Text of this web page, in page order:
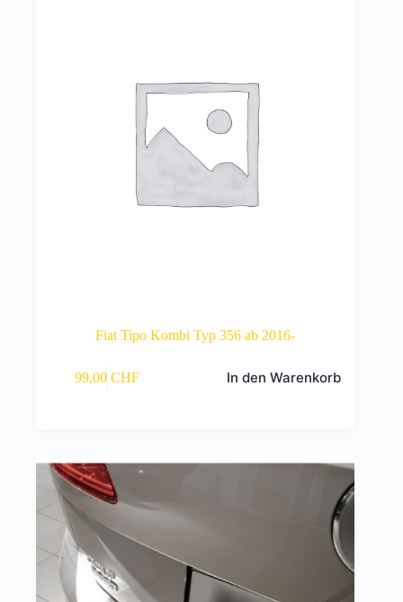
Fiat Tipo Kombi Typ 356 ab 2016-
99,00 CHF In den Warenkorb